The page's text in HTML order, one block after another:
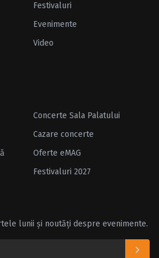
Festivaluri
Evenimente
Video
Concerte Sala Palatului
Cazare concerte
Oferte eMAG
Festivaluri 2027
lunii și noutăți despre evenimente.